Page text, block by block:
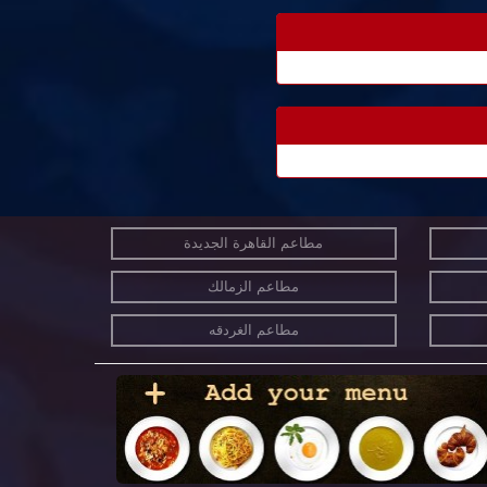
مطاعم القاهرة الجديدة
مطاعم الزمالك
مطاعم الغردقه